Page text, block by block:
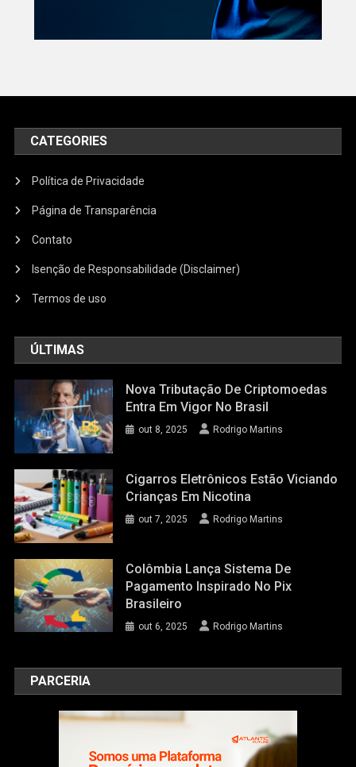
CATEGORIES
Política de Privacidade
Página de Transparência
Contato
Isenção de Responsabilidade (Disclaimer)
Termos de uso
ÚLTIMAS
Nova Tributação De Criptomoedas
Entra Em Vigor No Brasil
out 8, 2025 Rodrigo Martins
Cigarros Eletrônicos Estão Viciando
Crianças Em Nicotina
out 7, 2025 Rodrigo Martins
Colômbia Lança Sistema De
Pagamento Inspirado No Pix
Brasileiro
out 6, 2025 Rodrigo Martins
PARCERIA